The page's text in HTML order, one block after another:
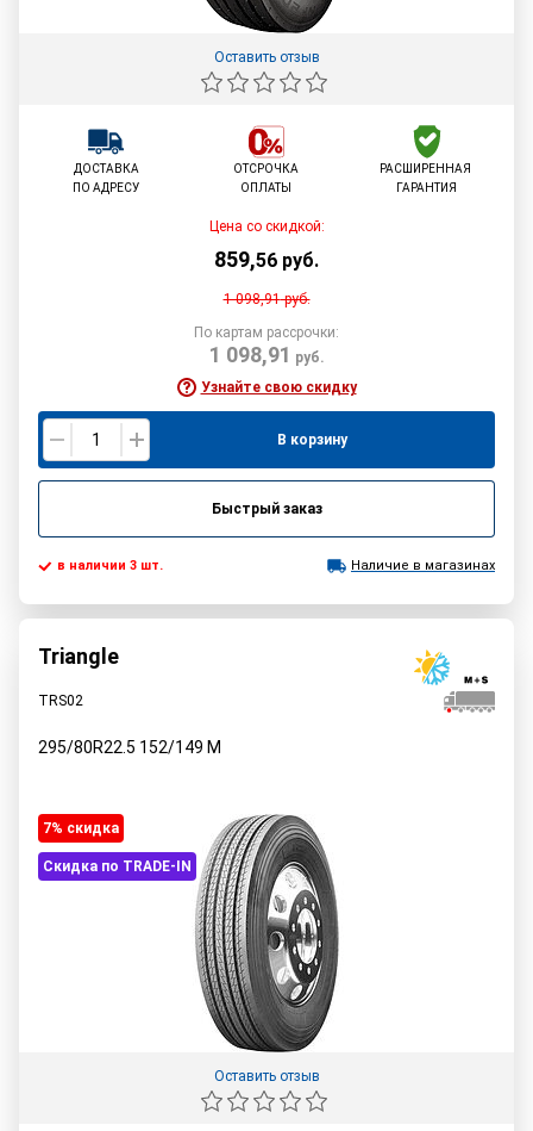
Оставить отзыв
ДОСТАВКА
ПО АДРЕСУ
ОТСРОЧКА
ОПЛАТЫ
РАСШИРЕННАЯ
ГАРАНТИЯ
Цена со скидкой:
859,56 руб.
1 098,91руб.
По картам рассрочки:
1 098,91 руб.
Узнайте свою скидку
В корзину
Быстрый заказ
в наличии 3 шт. Наличие в магазинах
Triangle
TRS02
295/80R22.5 152/149 M
7% cкидка
Скидка по TRADE-IN
Оставить отзыв